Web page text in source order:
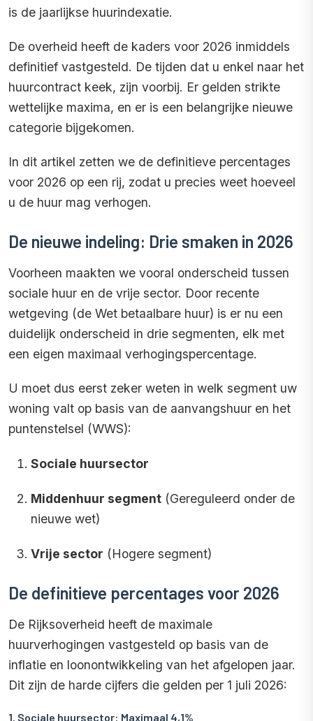
is de jaarlijkse huurindexatie.
De overheid heeft de kaders voor 2026 inmiddels
definitief vastgesteld. De tijden dat u enkel naar het
huurcontract keek, zijn voorbij. Er gelden strikte
wettelijke maxima, en er is een belangrijke nieuwe
categorie bijgekomen.
In dit artikel zetten we de definitieve percentages
voor 2026 op een rij, zodat u precies weet hoeveel
u de huur mag verhogen.
De nieuwe indeling: Drie smaken in 2026
Voorheen maakten we vooral onderscheid tussen
sociale huur en de vrije sector. Door recente
wetgeving (de Wet betaalbare huur) is er nu een
duidelijk onderscheid in drie segmenten, elk met
een eigen maximaal verhogingspercentage.
U moet dus eerst zeker weten in welk segment uw
woning valt op basis van de aanvangshuur en het
puntenstelsel (WWS):
Sociale huursector
Middenhuur segment (Gereguleerd onder de
nieuwe wet)
Vrije sector (Hogere segment)
De definitieve percentages voor 2026
De Rijksoverheid heeft de maximale
huurverhogingen vastgesteld op basis van de
inflatie en loonontwikkeling van het afgelopen jaar.
Dit zijn de harde cijfers die gelden per 1 juli 2026:
1. Sociale huursector: Maximaal 4,1%